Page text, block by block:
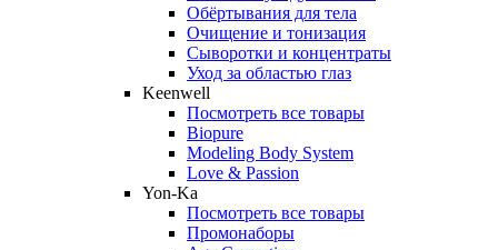
Обёртывания для тела
Очищение и тонизация
Сыворотки и концентраты
Уход за областью глаз
Keenwell
Посмотреть все товары
Biopure
Modeling Body System
Love & Passion
Yon-Ka
Посмотреть все товары
Промонаборы